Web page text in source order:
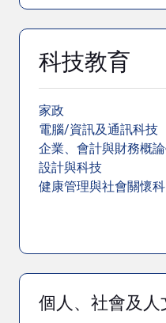
科技教育
家政
電腦/資訊及通訊科技
企業、會計與財務概
設計與科技
健康管理與社會關懷科
個人、社會及人